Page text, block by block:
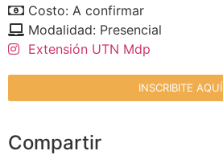
Costo: A confirmar
Modalidad: Presencial
Extensión UTN Mdp
INSCRIBITE AQUÍ
Compartir